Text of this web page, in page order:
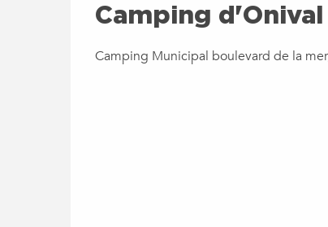
Camping d'Onival
Camping Municipal boulevard de la